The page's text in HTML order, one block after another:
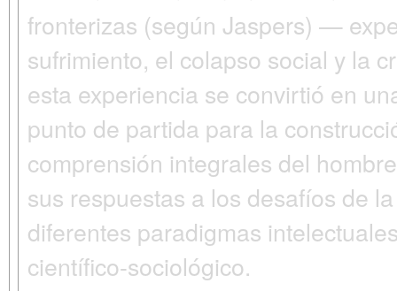
fronterizas (según Jaspers) —
sufrimiento, el colapso social y la
esta experiencia se convirtió en
punto de partida para la
comprensión integrales del
sus respuestas a los desafíos de
diferentes paradigmas
científico-sociológico.